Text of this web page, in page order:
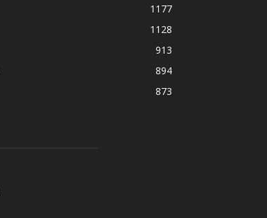
1177
1128
913
894
873